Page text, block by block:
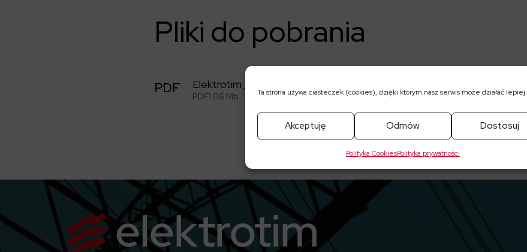
Ta strona używa ciasteczek (cookies), dzięki którym nasz serwis może działać lepiej.
Akceptuję Odmów Dostosuj
Polityka CookiesPolityka prywatności
Pliki do pobrania
PDF Elektrotim_rekomendacja_BDM_06_03_2025-AKUMULUJ
PDF1.06 Mb